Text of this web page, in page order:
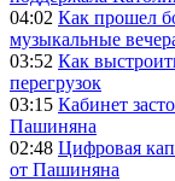
04:02 Как прошел
музыкальные
03:52 Как
перегрузок
03:15 Кабинет
Пашиняна
02:48 Цифровая
от Пашиняна